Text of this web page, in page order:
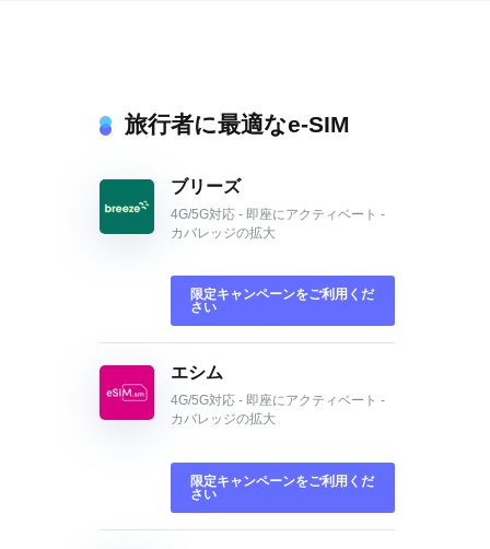
旅行者に最適なe-SIM
ブリーズ
4G/5G対応 - 即座にアクティベート -
カバレッジの拡大
限定キャンペーンをご利用くだ
さい
エシム
4G/5G対応 - 即座にアクティベート -
カバレッジの拡大
限定キャンペーンをご利用くだ
さい